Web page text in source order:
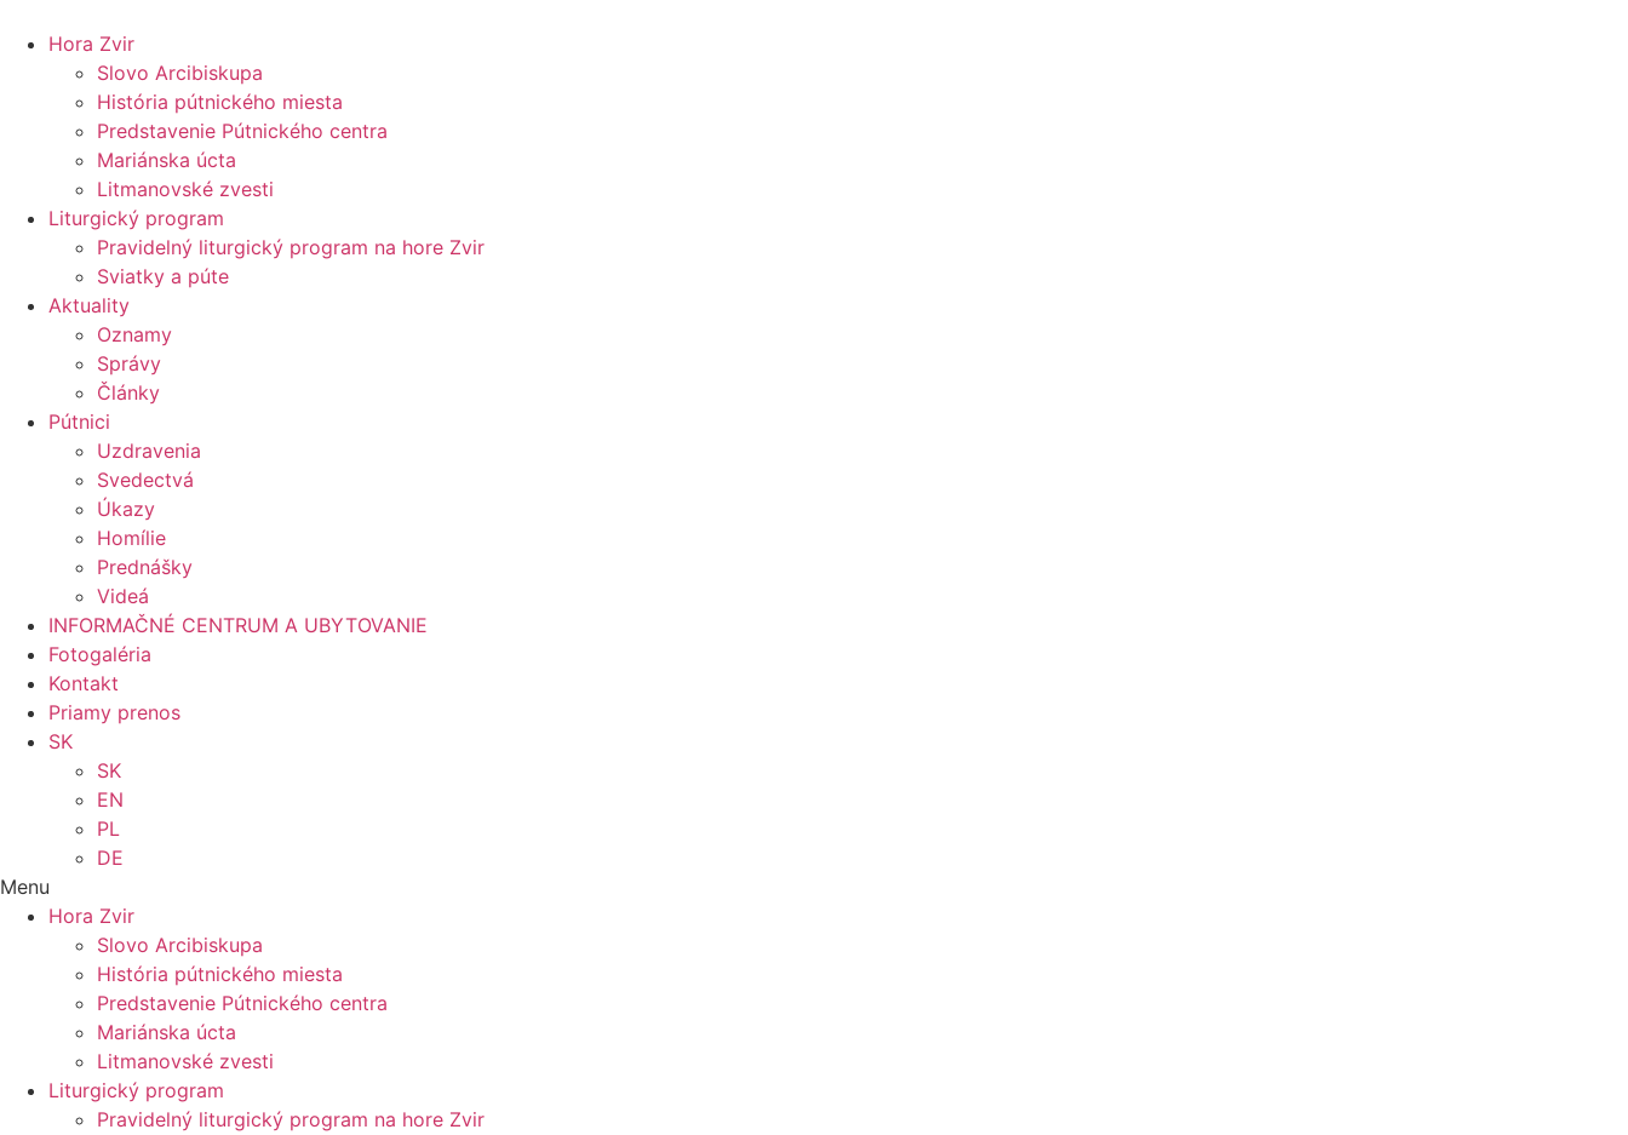
Hora Zvir
Slovo Arcibiskupa
História pútnického miesta
Predstavenie Pútnického centra
Mariánska úcta
Litmanovské zvesti
Liturgický program
Pravidelný liturgický program na hore Zvir
Sviatky a púte
Aktuality
Oznamy
Správy
Články
Pútnici
Uzdravenia
Svedectvá
Úkazy
Homílie
Prednášky
Videá
INFORMAČNÉ CENTRUM A UBYTOVANIE
Fotogaléria
Kontakt
Priamy prenos
SK
SK
EN
PL
DE
Menu
Hora Zvir
Slovo Arcibiskupa
História pútnického miesta
Predstavenie Pútnického centra
Mariánska úcta
Litmanovské zvesti
Liturgický program
Pravidelný liturgický program na hore Zvir